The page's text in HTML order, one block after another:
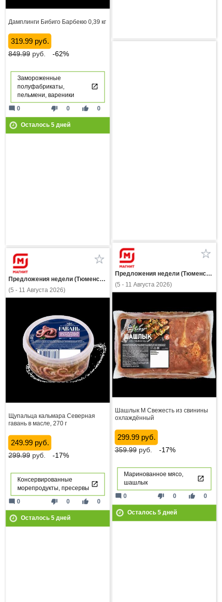
Дамплинги Бибиго Барбекю 0,39 кг
319.99 руб.
849.99руб. -62%
Замороженные
полуфабрикаты,
пельмени, вареники
thumb_down 0 thumb_up 0
mode_comment 0
Осталось 5дней
Предложения недели (Тюменская область)
(5 - 11 Августа 2026)
Шашлык М Свежесть из свинины
охлаждённый
299.99 руб.
359.99руб. -17%
Маринованное мясо,
шашлык
thumb_down 0 thumb_up 0
mode_comment 0
Осталось 5дней
Предложения недели (Тюменская область)
(5 - 11 Августа 2026)
Щупальца кальмара Северная
гавань в масле, 270 г
249.99 руб.
299.99руб. -17%
Консервированные
морепродукты, пресервы
thumb_down 0 thumb_up 0
mode_comment 0
Осталось 5дней